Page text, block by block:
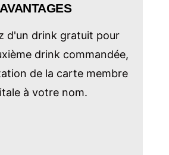
AVANTAGES
d'un drink gratuit pour
drink commandée,
de la carte membre
à votre nom.